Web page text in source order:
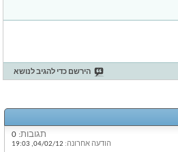
הירשם כדי להגיב לנושא
תגובות:
הודעה אחרונה: 19:03